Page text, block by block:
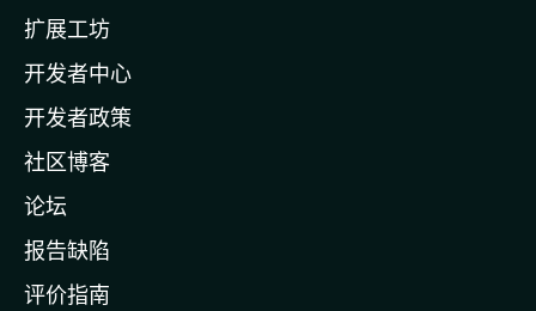
a
主
页
扩展工坊
开发者中心
开发者政策
社区博客
论坛
报告缺陷
评价指南